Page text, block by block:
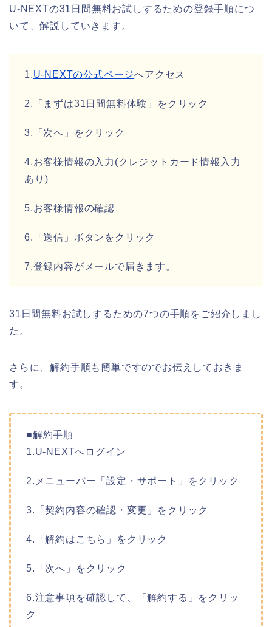
U-NEXTの31日間無料お試しするための登録手順につ
いて、解説していきます。
1.U-NEXTの公式ページへアクセス
2.「まずは31日間無料体験」をクリック
3.「次へ」をクリック
4.お客様情報の入力(クレジットカード情報入力
あり)
5.お客様情報の確認
6.「送信」ボタンをクリック
7.登録内容がメールで届きます。
31日間無料お試しするための7つの手順をご紹介しまし
た。
さらに、解約手順も簡単ですのでお伝えしておきま
す。
■解約手順
1.U-NEXTへログイン
2.メニューバー「設定・サポート」をクリック
3.「契約内容の確認・変更」をクリック
4.「解約はこちら」をクリック
5.「次へ」をクリック
6.注意事項を確認して、「解約する」をクリッ
ク